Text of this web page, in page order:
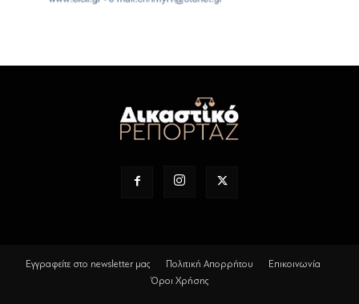
Εγγραφείτε στο newsletter μας Πολιτική Απορρήτου
Επικοινωνία
Όροι Χρήσης